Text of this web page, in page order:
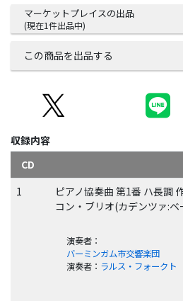
マーケットプレイスの出品
(現在1件出品中)
この商品を出品する
収録内容
CD
1
ピアノ協奏曲 第1番 ハ長調
コン・ブリオ(カデンツァ:
演奏者：
バーミンガム市交響楽団
演奏者： ラルス・フォークト